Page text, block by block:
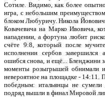
Сотиле. Видимо, как более
игра, с небольшим
блоком Любуричу. Никола Йовович
Ковачевича на Марко Ивовича,
нападении, а фортуна любит
счёте 9:8, который после
исполнении сербов
ошибся снова, и ещё... Бленджини
моменты розыгрышей обнимали
невероятное на площадке - 14:11.
победным: итальянцы не
подряд вышли в финал Мировой